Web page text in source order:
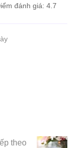
đánh giá: 4.7
theo